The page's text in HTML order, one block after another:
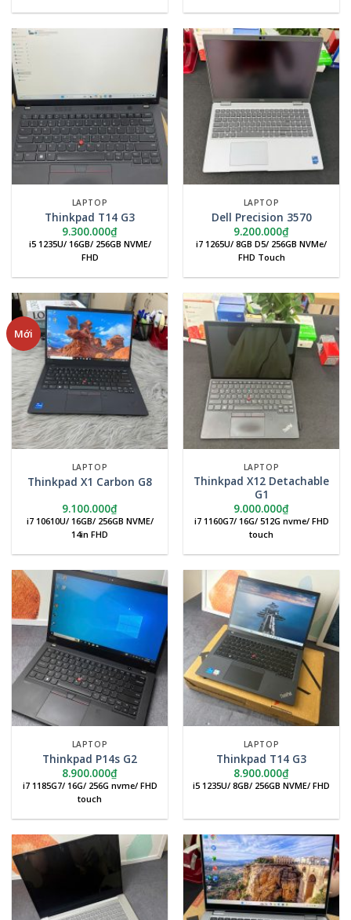
LAPTOP
Thinkpad T14 G3
9.300.000₫
i5 1235U/ 16GB/ 256GB NVME/
FHD
LAPTOP
Dell Precision 3570
9.200.000₫
i7 1265U/ 8GB D5/ 256GB NVMe/
FHD Touch
Mới
LAPTOP
Thinkpad X1 Carbon G8
9.100.000₫
i7 10610U/ 16GB/ 256GB NVME/
14in FHD
LAPTOP
Thinkpad X12 Detachable
G1
9.000.000₫
i7 1160G7/ 16G/ 512G nvme/ FHD
touch
LAPTOP
Thinkpad P14s G2
8.900.000₫
i7 1185G7/ 16G/ 256G nvme/ FHD
touch
LAPTOP
Thinkpad T14 G3
8.900.000₫
i5 1235U/ 8GB/ 256GB NVME/ FHD